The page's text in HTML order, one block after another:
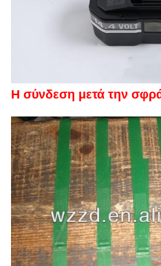
Η σύνδεση μετά την